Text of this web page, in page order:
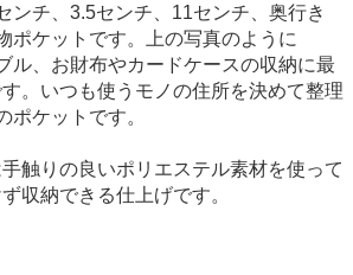
ンチ、3.5センチ、11センチ、奥行き
ポケットです。上の写真のように
ル、お財布やカードケースの収納に最
。いつも使うモノの住所を決めて整理
ポケットです。
触りの良いポリエステル素材を使って
収納できる仕上げです。